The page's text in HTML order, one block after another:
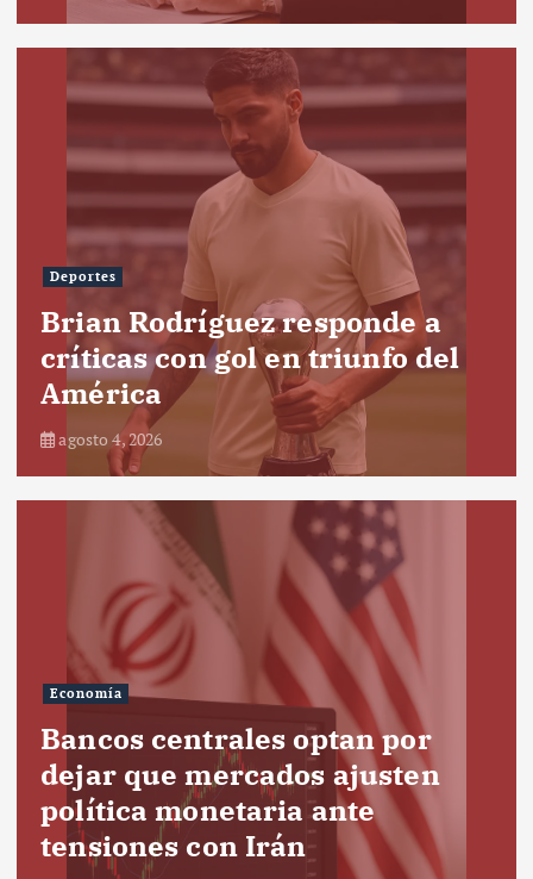
Deportes
Brian Rodríguez responde a
críticas con gol en triunfo del
América
agosto 4, 2026
Economía
Bancos centrales optan por
dejar que mercados ajusten
política monetaria ante
tensiones con Irán